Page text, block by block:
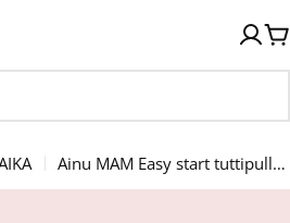
Ainu MAM Easy start tuttipullo anti-colic 160 ml